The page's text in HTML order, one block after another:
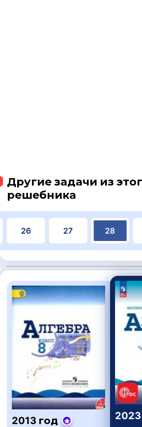
Другие задачи из
решебника
26 27 28
2013 год